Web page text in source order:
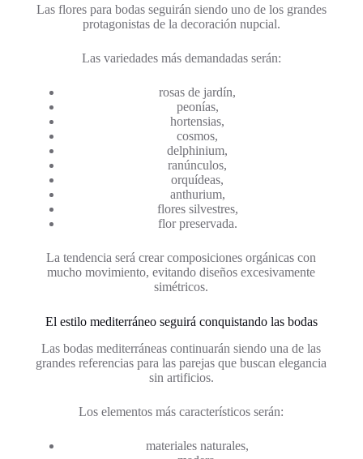
Las flores para bodas seguirán siendo uno de los grandes
protagonistas de la decoración nupcial.
Las variedades más demandadas serán:
rosas de jardín,
peonías,
hortensias,
cosmos,
delphinium,
ranúnculos,
orquídeas,
anthurium,
flores silvestres,
flor preservada.
La tendencia será crear composiciones orgánicas con
mucho movimiento, evitando diseños excesivamente
simétricos.
El estilo mediterráneo seguirá conquistando las bodas
Las bodas mediterráneas continuarán siendo una de las
grandes referencias para las parejas que buscan elegancia
sin artificios.
Los elementos más característicos serán:
materiales naturales,